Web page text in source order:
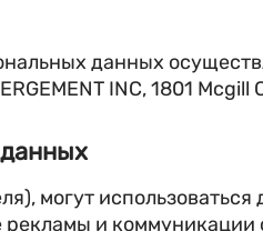
данных
INC, 1801
могут
и коммуникации